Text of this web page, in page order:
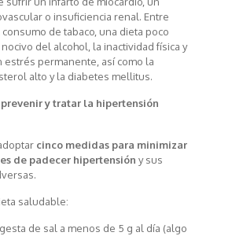
o insuficiencia renal. Entre
de tabaco, una dieta poco
del alcohol, la inactividad física y
estrés permanente, así como la
alto y la diabetes mellitus.
prevenir y tratar la hipertensión
cinco medidas para minimizar
de padecer hipertensión y sus
saludable:
de sal a menos de 5 g al día (algo